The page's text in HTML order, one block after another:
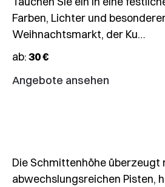
Farben, Lichter und
Weihnachtsmarkt, der Ku…
ab:30 €
Angebote ansehen
Wochenendskifahrt
Zell
am
See
Die Schmittenhöhe überzeugt
abwechslungsreichen Pisten,
20.12.2026